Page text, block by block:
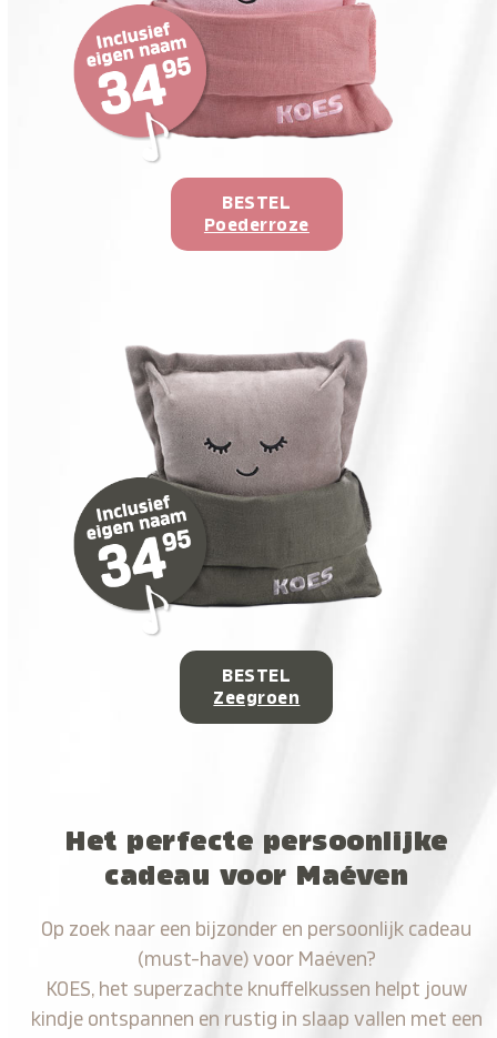
BESTEL
Poederroze
BESTEL
Zeegroen
Het perfecte persoonlijke
cadeau voor Maéven
Op zoek naar een bijzonder en persoonlijk cadeau
(must-have) voor Maéven?
KOES, het superzachte knuffelkussen helpt jouw
kindje ontspannen en rustig in slaap vallen met een